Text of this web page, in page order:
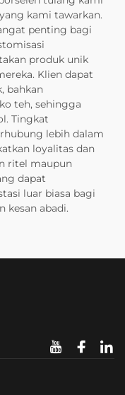
kami tawarkan.
penting bagi
produk unik
Klien dapat
bahkan
teh, sehingga
Tingkat
lebih dalam
loyalitas dan
ritel maupun
dapat
luar biasa bagi
kesan abadi.